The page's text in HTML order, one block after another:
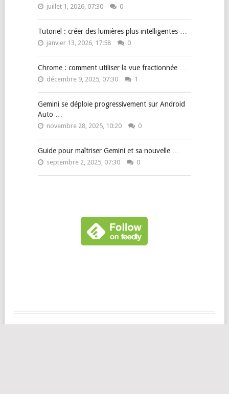
juillet 1, 2026, 07:30 0
Tutoriel : créer des lumières plus intelligentes …
janvier 13, 2026, 17:58 0
Chrome : comment utiliser la vue fractionnée …
décembre 9, 2025, 07:30 1
Gemini se déploie progressivement sur Android
Auto …
novembre 28, 2025, 10:20 0
Guide pour maîtriser Gemini et sa nouvelle …
septembre 2, 2025, 07:30 0